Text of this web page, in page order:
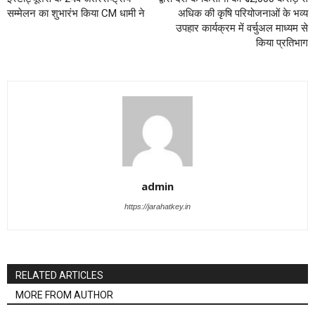
सम्मेलन का शुभारंभ किया CM धामी ने
अधिक की कृषि परियोजनाओं के भव्य
उपहार कार्यक्रम में वर्चुअल माध्यम से
किया प्रतिभाग
admin
https://jarahatkey.in
RELATED ARTICLES
MORE FROM AUTHOR